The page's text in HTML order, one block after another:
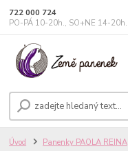
722 000 724
PO-PÁ 10-20h., SO+NE 14-20h.
Úvod Panenky PAOLA REINA